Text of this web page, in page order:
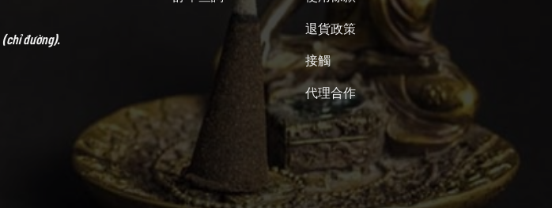
(chỉ đường).
退貨政策
接觸
代理合作